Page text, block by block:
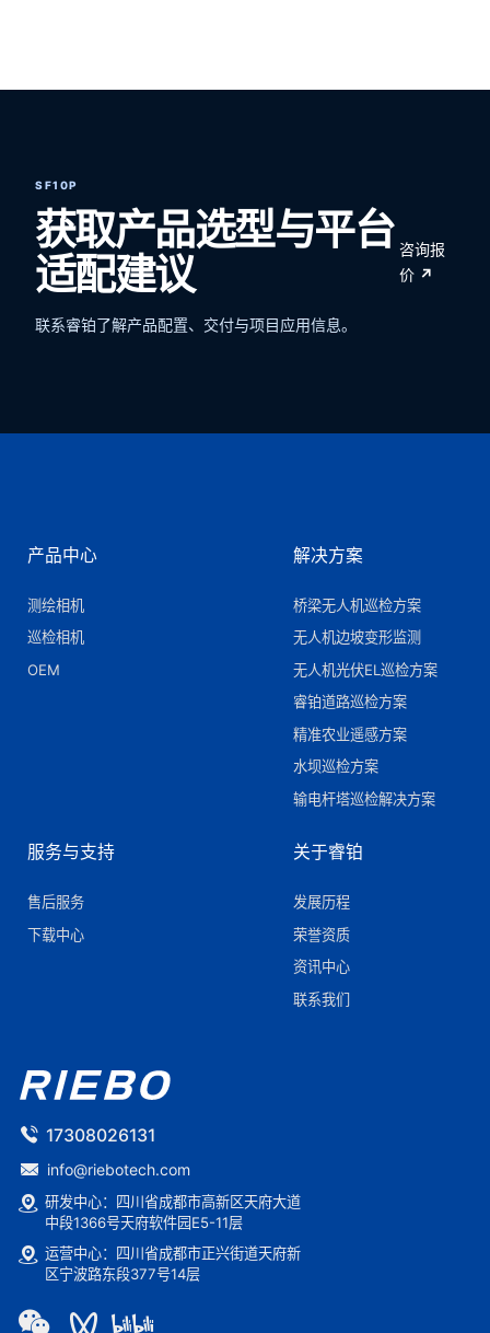
SF10P
获取产品选型与平台
适配建议
联系睿铂了解产品配置、交付与项目应用信息。
咨询报
价 ↗
17308026131
info@riebotech.com
研发中心：四川省成都市高新区天府大道
中段1366号天府软件园E5-11层
运营中心：四川省成都市正兴街道天府新
区宁波路东段377号14层
产品中心
测绘相机
巡检相机
OEM
解决方案
桥梁无人机巡检方案
无人机边坡变形监测
无人机光伏EL巡检方案
睿铂道路巡检方案
精准农业遥感方案
水坝巡检方案
输电杆塔巡检解决方案
服务与支持
售后服务
下载中心
关于睿铂
发展历程
荣誉资质
资讯中心
联系我们